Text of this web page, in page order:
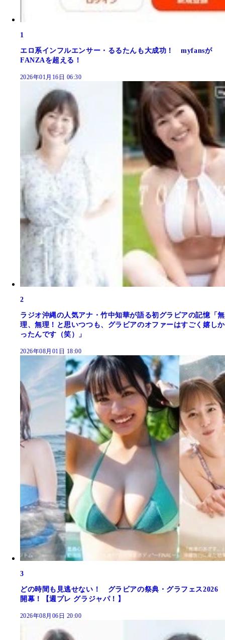
1
エロ系インフルエンサー・るるたんも大成功！ myfansが
FANZAを超える！
2026年01月16日 06:30
2
ラジオ沖縄の人気アナ・竹中知華が語る初グラビアの記憶「無
理、無理！と思いつつも、グラビアのオファーはすごく嬉しか
ったんです（笑）」
2026年08月01日 18:00
3
どの時間も見逃せない！ グラビアの祭典・グラフェス2026
開幕！【週プレ グラジャパ！】
2026年08月06日 20:00